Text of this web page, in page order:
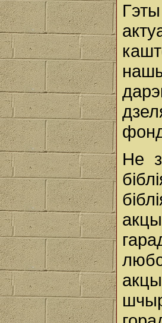
Не